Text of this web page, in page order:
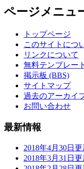
ページメニュ
トップページ
このサイトにつ
リンクについて
無料テンプレー
掲示板 (BBS)
サイトマップ
過去のアーカイ
お問い合わせ
最新情報
2018年4月30日
2018年3月31日